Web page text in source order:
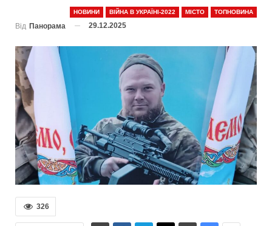
НОВИНИ ВІЙНА В УКРАЇНІ-2022 МІСТО ТОПНОВИНА
Від Панорама 29.12.2025
326